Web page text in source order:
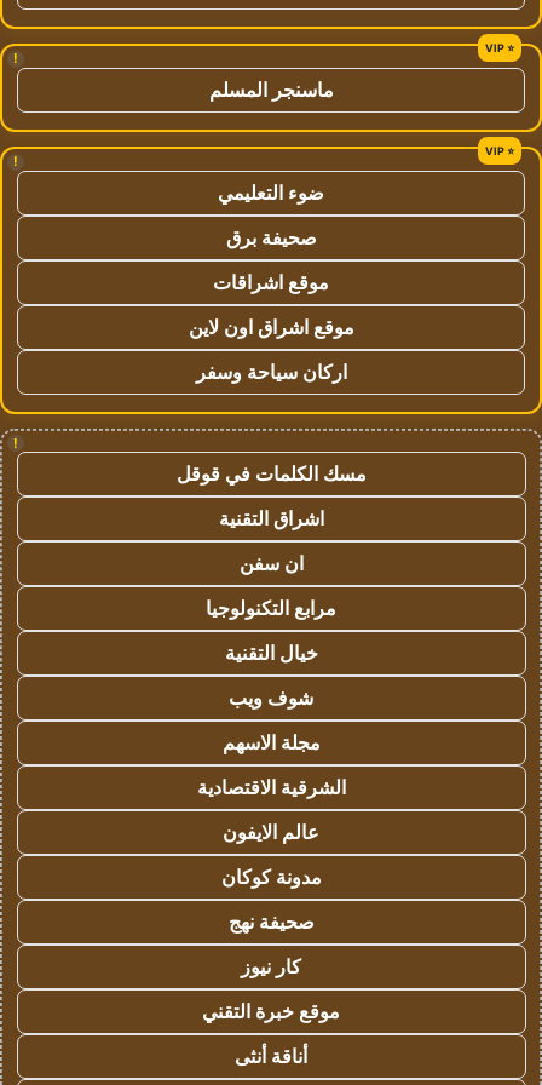
!
ماسنجر المسلم
!
ضوء التعليمي
صحيفة برق
موقع اشراقات
موقع اشراق اون لاين
اركان سياحة وسفر
!
مسك الكلمات في قوقل
اشراق التقنية
ان سفن
مرابع التكنولوجيا
خيال التقنية
شوف ويب
مجلة الاسهم
الشرقية الاقتصادية
عالم الايفون
مدونة كوكان
صحيفة نهج
كار نيوز
موقع خبرة التقني
أناقة أنثى